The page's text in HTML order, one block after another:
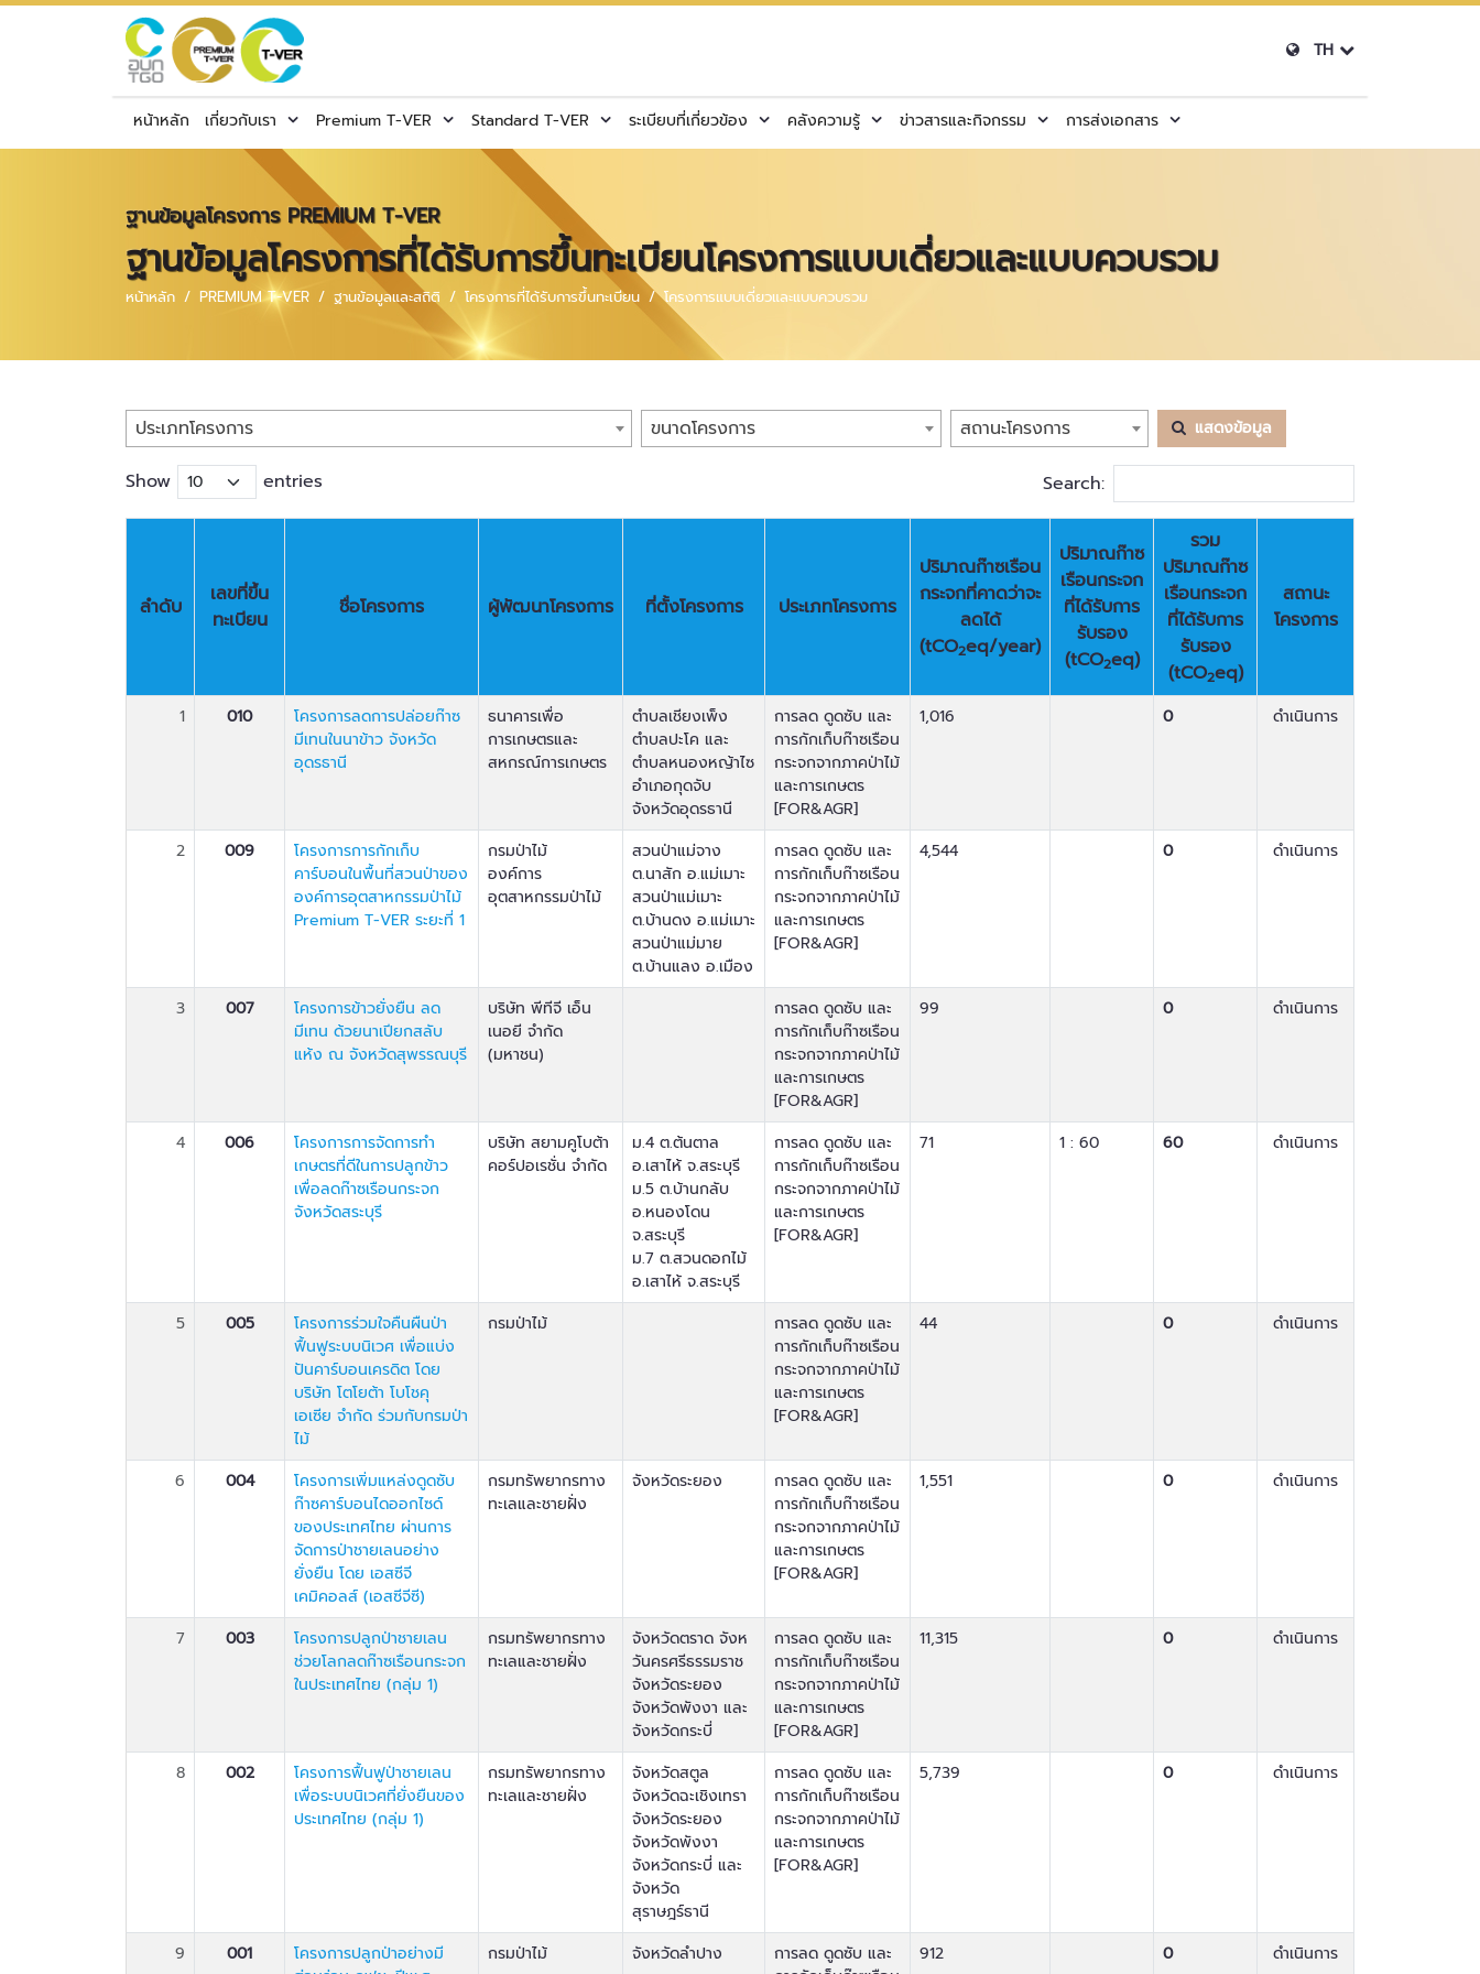
TH
หน้าหลัก เกี่ยวกับเรา Premium T-VER Standard T-VER ระเบียบที่เกี่ยวข้อง คลังความรู้ ข่าวสารและกิจกรรม การส่งเอกสาร
ฐานข้อมูลโครงการ PREMIUM T-VER
ฐานข้อมูลโครงการที่ได้รับการขึ้นทะเบียนโครงการแบบเดี่ยวและแบบควบรวม
หน้าหลัก PREMIUM T-VER ฐานข้อมูลและสถิติ โครงการที่ได้รับการขึ้นทะเบียน โครงการแบบเดี่ยวและแบบควบรวม
ประเภทโครงการ ขนาดโครงการ สถานะโครงการ แสดงข้อมูล
Show entries Search:
ลำดับ
เลขที่ขึ้น
ทะเบียน
ชื่อโครงการ ผู้พัฒนาโครงการ ที่ตั้งโครงการ ประเภทโครงการ
ปริมาณก๊าซเรือน
กระจกที่คาดว่าจะ
ลดได้
(tCO2eq/year)
ปริมาณก๊าซ
เรือนกระจก
ที่ได้รับการ
รับรอง
(tCO2eq)
รวม
ปริมาณก๊าซ
เรือนกระจก
ที่ได้รับการ
รับรอง
(tCO2eq)
สถานะ
โครงการ
1 010
โครงการลดการปล่อยก๊าซ
มีเทนในนาข้าว จังหวัด
อุดรธานี
ธนาคารเพื่อ
การเกษตรและ
สหกรณ์การเกษตร
ตำบลเชียงเพ็ง
ตำบลปะโค และ
ตำบลหนองหญ้าไซ
อำเภอกุดจับ
จังหวัดอุดรธานี
การลด ดูดซับ และ
การกักเก็บก๊าซเรือน
กระจกจากภาคป่าไม้
และการเกษตร
[FOR&AGR]
1,016 0 ดำเนินการ
2 009
โครงการการกักเก็บ
คาร์บอนในพื้นที่สวนป่าของ
องค์การอุตสาหกรรมป่าไม้
Premium T-VER ระยะที่ 1
กรมป่าไม้
องค์การ
อุตสาหกรรมป่าไม้
สวนป่าแม่จาง
ต.นาสัก อ.แม่เมาะ
สวนป่าแม่เมาะ
ต.บ้านดง อ.แม่เมาะ
สวนป่าแม่มาย
ต.บ้านแลง อ.เมือง
การลด ดูดซับ และ
การกักเก็บก๊าซเรือน
กระจกจากภาคป่าไม้
และการเกษตร
[FOR&AGR]
4,544 0 ดำเนินการ
3 007
โครงการข้าวยั่งยืน ลด
มีเทน ด้วยนาเปียกสลับ
แห้ง ณ จังหวัดสุพรรณบุรี
บริษัท พีทีจี เอ็น
เนอยี จำกัด
(มหาชน)
การลด ดูดซับ และ
การกักเก็บก๊าซเรือน
กระจกจากภาคป่าไม้
และการเกษตร
[FOR&AGR]
99 0 ดำเนินการ
4 006
โครงการการจัดการทำ
เกษตรที่ดีในการปลูกข้าว
เพื่อลดก๊าซเรือนกระจก
จังหวัดสระบุรี
บริษัท สยามคูโบต้า
คอร์ปอเรชั่น จำกัด
ม.4 ต.ต้นตาล
อ.เสาไห้ จ.สระบุรี
ม.5 ต.บ้านกลับ
อ.หนองโดน
จ.สระบุรี
ม.7 ต.สวนดอกไม้
อ.เสาไห้ จ.สระบุรี
การลด ดูดซับ และ
การกักเก็บก๊าซเรือน
กระจกจากภาคป่าไม้
และการเกษตร
[FOR&AGR]
71 1 : 60 60 ดำเนินการ
5 005
โครงการร่วมใจคืนผืนป่า
ฟื้นฟูระบบนิเวศ เพื่อแบ่ง
ปันคาร์บอนเครดิต โดย
บริษัท โตโยต้า โบโชคุ
เอเซีย จำกัด ร่วมกับกรมป่า
ไม้
กรมป่าไม้
การลด ดูดซับ และ
การกักเก็บก๊าซเรือน
กระจกจากภาคป่าไม้
และการเกษตร
[FOR&AGR]
44 0 ดำเนินการ
6 004
โครงการเพิ่มแหล่งดูดซับ
ก๊าซคาร์บอนไดออกไซด์
ของประเทศไทย ผ่านการ
จัดการป่าชายเลนอย่าง
ยั่งยืน โดย เอสซีจี
เคมิคอลส์ (เอสซีจีซี)
กรมทรัพยากรทาง
ทะเลและชายฝั่ง
จังหวัดระยอง
การลด ดูดซับ และ
การกักเก็บก๊าซเรือน
กระจกจากภาคป่าไม้
และการเกษตร
[FOR&AGR]
1,551 0 ดำเนินการ
7 003
โครงการปลูกป่าชายเลน
ช่วยโลกลดก๊าซเรือนกระจก
ในประเทศไทย (กลุ่ม 1)
กรมทรัพยากรทาง
ทะเลและชายฝั่ง
จังหวัดตราด จังห
วันครศรีธรรมราช
จังหวัดระยอง
จังหวัดพังงา และ
จังหวัดกระบี่
การลด ดูดซับ และ
การกักเก็บก๊าซเรือน
กระจกจากภาคป่าไม้
และการเกษตร
[FOR&AGR]
11,315 0 ดำเนินการ
8 002
โครงการฟื้นฟูป่าชายเลน
เพื่อระบบนิเวศที่ยั่งยืนของ
ประเทศไทย (กลุ่ม 1)
กรมทรัพยากรทาง
ทะเลและชายฝั่ง
จังหวัดสตูล
จังหวัดฉะเชิงเทรา
จังหวัดระยอง
จังหวัดพังงา
จังหวัดกระบี่ และ
จังหวัด
สุราษฎร์ธานี
การลด ดูดซับ และ
การกักเก็บก๊าซเรือน
กระจกจากภาคป่าไม้
และการเกษตร
[FOR&AGR]
5,739 0 ดำเนินการ
9 001
โครงการปลูกป่าอย่างมี
กรมป่าไม้ จังหวัดลำปาง
การลด ดูดซับ และ
912 0 ดำเนินการ